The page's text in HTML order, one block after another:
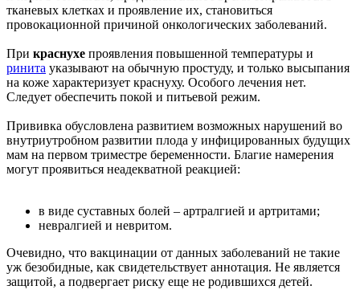
тканевых клетках и проявление их, становиться
провокационной причиной онкологических заболеваний.
При краснухе проявления повышенной температуры и
ринита указывают на обычную простуду, и только высыпания
на коже характеризует краснуху. Особого лечения нет.
Следует обеспечить покой и питьевой режим.
Прививка обусловлена развитием возможных нарушений во
внутриутробном развитии плода у инфицированных будущих
мам на первом триместре беременности. Благие намерения
могут проявиться неадекватной реакцией:
в виде суставных болей – артралгией и артритами;
невралгией и невритом.
Очевидно, что вакцинации от данных заболеваний не такие
уж безобидные, как свидетельствует аннотация. Не является
защитой, а подвергает риску еще не родившихся детей.